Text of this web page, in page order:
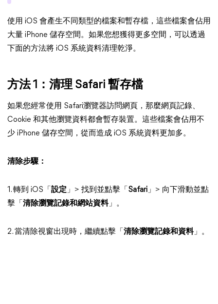
使用 iOS 會產生不同類型的檔案和暫存檔，這些檔案會佔用
大量 iPhone 儲存空間。如果您想獲得更多空間，可以透過
下面的方法將 iOS 系統資料清理乾淨。
方法 1：清理 Safari 暫存檔
如果您經常使用 Safari瀏覽器訪問網頁，那麼網頁記錄、
Cookie 和其他瀏覽資料都會暫存裝置。這些檔案會佔用不
少 iPhone 儲存空間，從而造成 iOS 系統資料更加多。
清除步驟：
1. 轉到 iOS「 設定 」> 找到並點擊「 Safari 」> 向下滑動並點
擊「 清除瀏覽記錄和網站資料」。
2. 當清除視窗出現時，繼續點擊「 清除瀏覽記錄和資料」。